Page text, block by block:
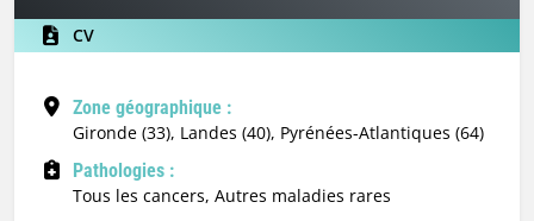
CV
Zone géographique :
Gironde (33), Landes (40), Pyrénées-Atlantiques (64)
Pathologies :
Tous les cancers, Autres maladies rares